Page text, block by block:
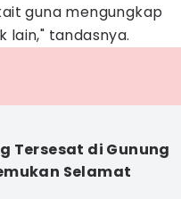
guna mengungkap
tandasnya.
Tersesat di Gunung
Selamat